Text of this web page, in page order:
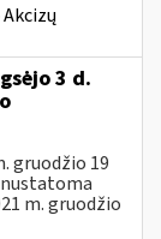
Akcizų
3 d.
gruodžio 19
nustatoma
m. gruodžio